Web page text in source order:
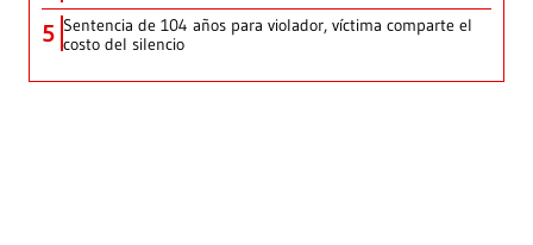
5 Sentencia de 104 años para violador, víctima comparte el
costo del silencio